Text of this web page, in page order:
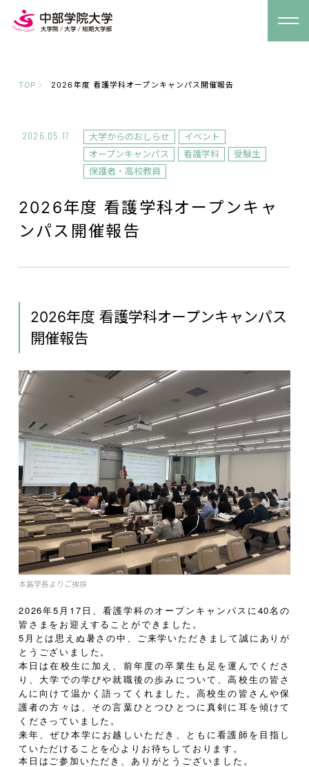
TOP 2026年度 看護学科オープンキャンパス開催報告
2026.05.17 大学からのおしらせ
イベント
オープンキャンパス
看護学科
受験生
保護者・高校教員
2026年度 看護学科オープンキャ
ンパス開催報告
2026年度 看護学科オープンキャンパス
開催報告
本島学長よりご挨拶
2026年5月17日、看護学科のオープンキャンパスに40名の
皆さまをお迎えすることができました。
5月とは思えぬ暑さの中、ご来学いただきまして誠にありが
とうございました。
本日は在校生に加え、前年度の卒業生も足を運んでくださ
り、大学での学びや就職後の歩みについて、高校生の皆さ
んに向けて温かく語ってくれました。高校生の皆さんや保
護者の方々は、その言葉ひとつひとつに真剣に耳を傾けて
くださっていました。
来年、ぜひ本学にお越しいただき、ともに看護師を目指し
ていただけることを心よりお待ちしております。
本日はご参加いただき、ありがとうございました。